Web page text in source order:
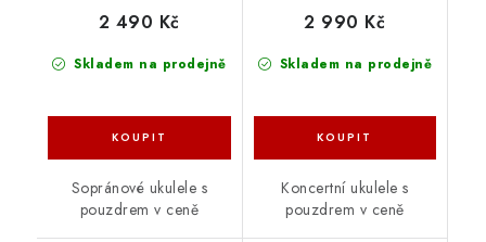
Skladem na prodejně
2 490 Kč
Sopránové ukulele s
pouzdrem v ceně
Skladem na prodejně
2 990 Kč
Koncertní ukulele s
pouzdrem v ceně